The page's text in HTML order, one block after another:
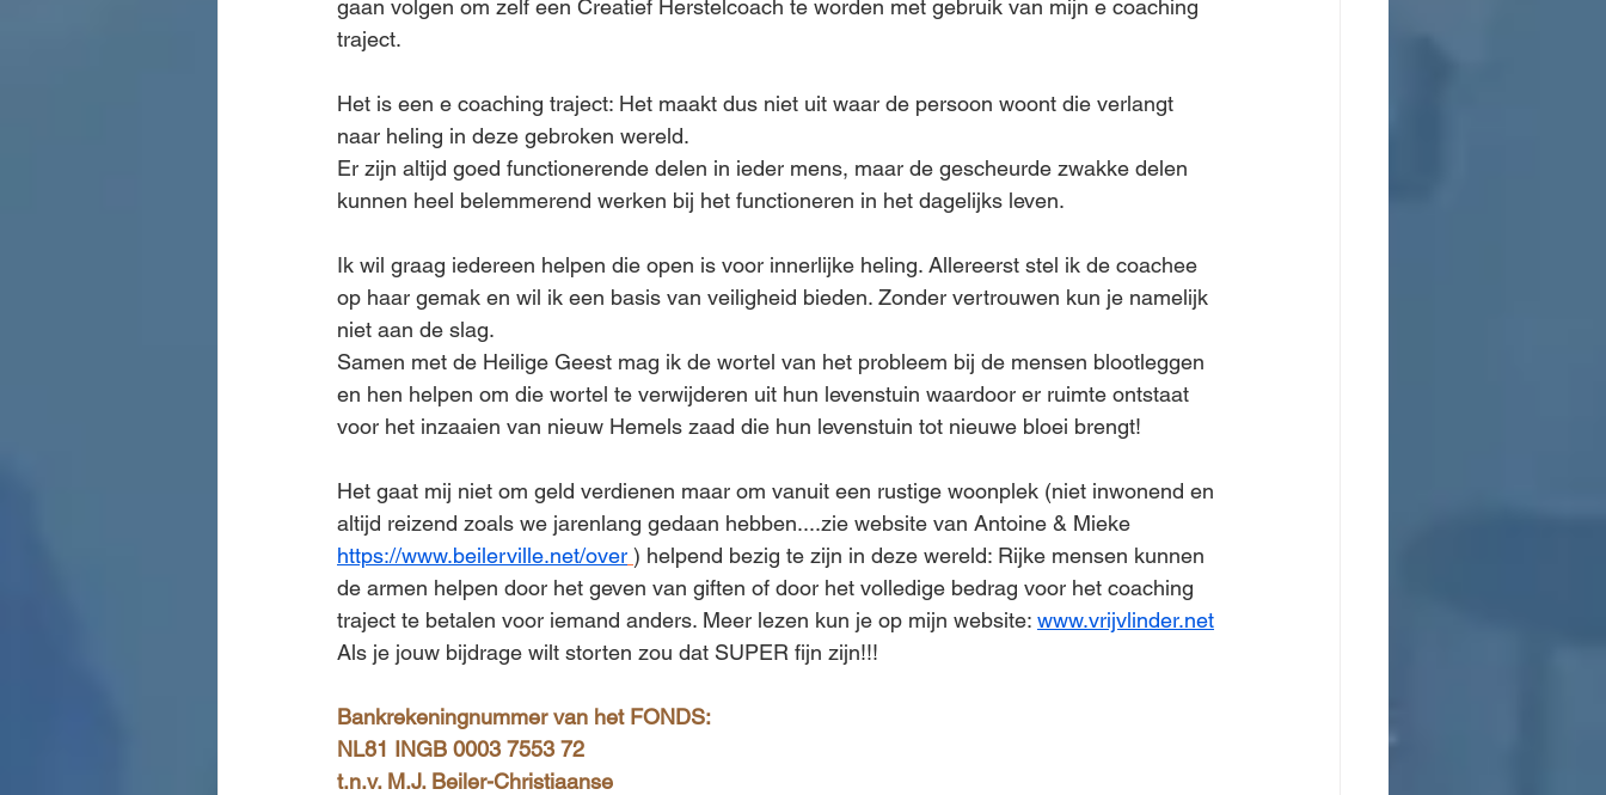
gaan volgen om zelf een Creatief Herstelcoach te worden met gebruik van mijn e coaching
traject.
Het is een e coaching traject: Het maakt dus niet uit waar de persoon woont die verlangt
naar heling in deze gebroken wereld.
Er zijn altijd goed functionerende delen in ieder mens, maar de gescheurde zwakke delen
kunnen heel belemmerend werken bij het functioneren in het dagelijks leven.
Ik wil graag iedereen helpen die open is voor innerlijke heling. Allereerst stel ik de coachee
op haar gemak en wil ik een basis van veiligheid bieden. Zonder vertrouwen kun je namelijk
niet aan de slag.
Samen met de Heilige Geest mag ik de wortel van het probleem bij de mensen blootleggen
en hen helpen om die wortel te verwijderen uit hun levenstuin waardoor er ruimte ontstaat
voor het inzaaien van nieuw Hemels zaad die hun levenstuin tot nieuwe bloei brengt!
Het gaat mij niet om geld verdienen maar om vanuit een rustige woonplek (niet inwonend en
altijd reizend zoals we jarenlang gedaan hebben....zie website van Antoine & Mieke
https://www.beilerville.net/over ) helpend bezig te zijn in deze wereld: Rijke mensen kunnen
de armen helpen door het geven van giften of door het volledige bedrag voor het coaching
traject te betalen voor iemand anders. Meer lezen kun je op mijn website: www.vrijvlinder.net
Als je jouw bijdrage wilt storten zou dat SUPER fijn zijn!!!
Bankrekeningnummer van het FONDS:
NL81 INGB 0003 7553 72
t.n.v. M.J. Beiler-Christiaanse